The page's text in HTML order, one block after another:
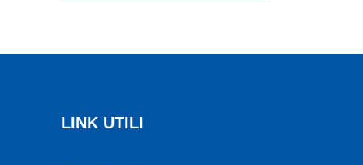
LINK UTILI